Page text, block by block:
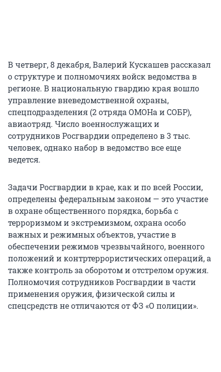
В четверг, 8 декабря, Валерий Кускашев рассказал
о структуре и полномочиях войск ведомства в
регионе. В национальную гвардию края вошло
управление вневедомственной охраны,
спецподразделения (2 отряда ОМОНа и СОБР),
авиаотряд. Число военнослужащих и
сотрудников Росгвардии определено в 3 тыс.
человек, однако набор в ведомство все еще
ведется.
Задачи Росгвардии в крае, как и по всей России,
определены федеральным законом — это участие
в охране общественного порядка, борьба с
терроризмом и экстремизмом, охрана особо
важных и режимных объектов, участие в
обеспечении режимов чрезвычайного, военного
положений и контртеррористических операций, а
также контроль за оборотом и отстрелом оружия.
Полномочия сотрудников Росгвардии в части
применения оружия, физической силы и
спецсредств не отличаются от ФЗ «О полиции».